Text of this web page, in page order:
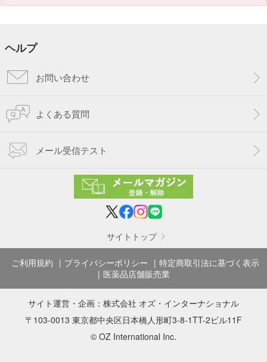
ヘルプ
お問い合わせ
よくある質問
メール受信テスト
サイトトップ
ご利用規約 プライバシーポリシー
特定商取引法に基づく表示
医薬品店舗販売業
サイト運営・企画： 株式会社 オズ・インターナショナル
〒103-0013 東京都中央区日本橋人形町3-8-1TT-2ビル11F
© OZ International Inc.